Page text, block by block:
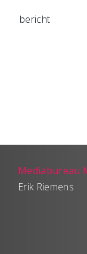
bericht
Mediabureau
Erik Riemens